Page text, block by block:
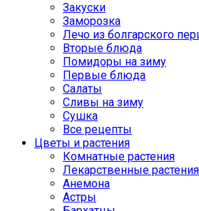
Закуски
Заморозка
Лечо из болгарского
Вторые блюда
Помидоры на зиму
Первые блюда
Салаты
Сливы на зиму
Сушка
Все рецепты
Цветы и растения
Комнатные растения
Лекарственные растения
Анемона
Астры